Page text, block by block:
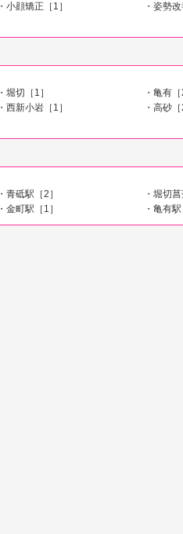
・小顔矯正［1］ ・姿勢改
・堀切［1］ ・亀有［
・西新小岩［1］ ・高砂［
・青砥駅［2］ ・堀切
・金町駅［1］ ・亀有駅